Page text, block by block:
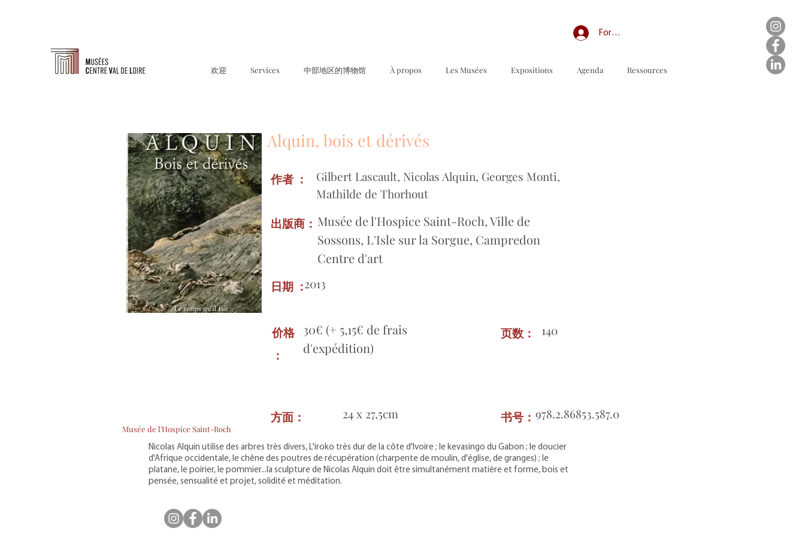
Forum professionnel/My Groups
欢迎 Services 中部地区的博物馆 À propos Les Musées Expositions Agenda Ressources
Alquin, bois et dérivés
作者 ：
Gilbert Lascault, Nicolas Alquin, Georges Monti,
Mathilde de Thorhout
Musée de l'Hospice Saint-Roch, Ville de
Sossons, L'Isle sur la Sorgue, Campredon
Centre d'art
出版商：
2013
日期 ：
30€ (+ 5,15€ de frais
d'expédition)
价格
：
140
页数：
Musée de l'Hospice Saint-Roch
24 x 27,5cm
方面： 978.2.86853.587.0
书号：
Nicolas Alquin utilise des arbres très divers, L'iroko très dur de la côte d'Ivoire ; le kevasingo du Gabon ; le doucier
d'Afrique occidentale, le chêne des poutres de récupération (charpente de moulin, d'église, de granges) ; le
platane, le poirier, le pommier...la sculpture de Nicolas Alquin doit être simultanément matière et forme, bois et
pensée, sensualité et projet, solidité et méditation.